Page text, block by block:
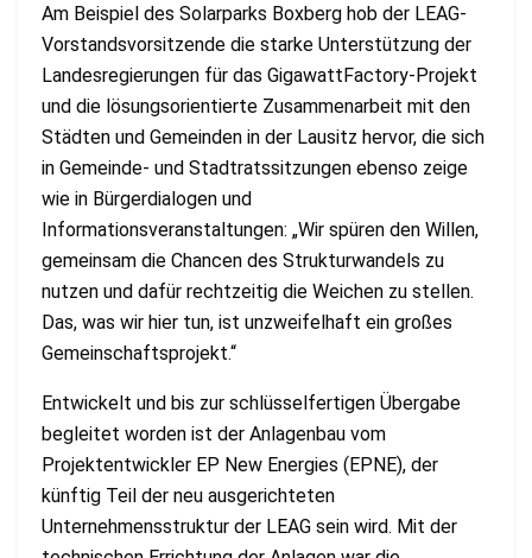
Am Beispiel des Solarparks Boxberg hob der LEAG-
Vorstandsvorsitzende die starke Unterstützung der
Landesregierungen für das GigawattFactory-Projekt
und die lösungsorientierte Zusammenarbeit mit den
Städten und Gemeinden in der Lausitz hervor, die sich
in Gemeinde- und Stadtratssitzungen ebenso zeige
wie in Bürgerdialogen und
Informationsveranstaltungen: „Wir spüren den Willen,
gemeinsam die Chancen des Strukturwandels zu
nutzen und dafür rechtzeitig die Weichen zu stellen.
Das, was wir hier tun, ist unzweifelhaft ein großes
Gemeinschaftsprojekt.“
Entwickelt und bis zur schlüsselfertigen Übergabe
begleitet worden ist der Anlagenbau vom
Projektentwickler EP New Energies (EPNE), der
künftig Teil der neu ausgerichteten
Unternehmensstruktur der LEAG sein wird. Mit der